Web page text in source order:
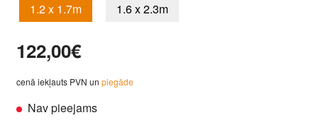
1.2 x 1.7m 1.6 x 2.3m
122,00€
cenā iekļauts PVN un piegāde
Nav pieejams